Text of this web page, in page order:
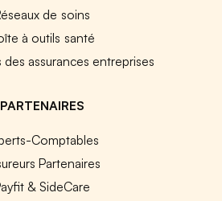
de soins
à outils santé
des assurances entreprises
PARTENAIRES
Comptables
Partenaires
& SideCare